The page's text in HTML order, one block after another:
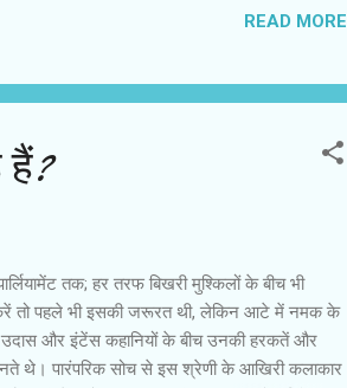
मार पड़ी। एक तरफ उनके प्रशंसकों ने अपनी निराशा
READ MORE
तक; हर तरफ बिखरी मुश्किलों के बीच भी
करें तो पहले भी इसकी जरूरत थी, लेकिन आटे में नमक के
उदास और इंटेंस कहानियों के बीच उनकी हरकतें और
थे। पारंपरिक सोच से इस श्रेणी के आखिरी कलाकार